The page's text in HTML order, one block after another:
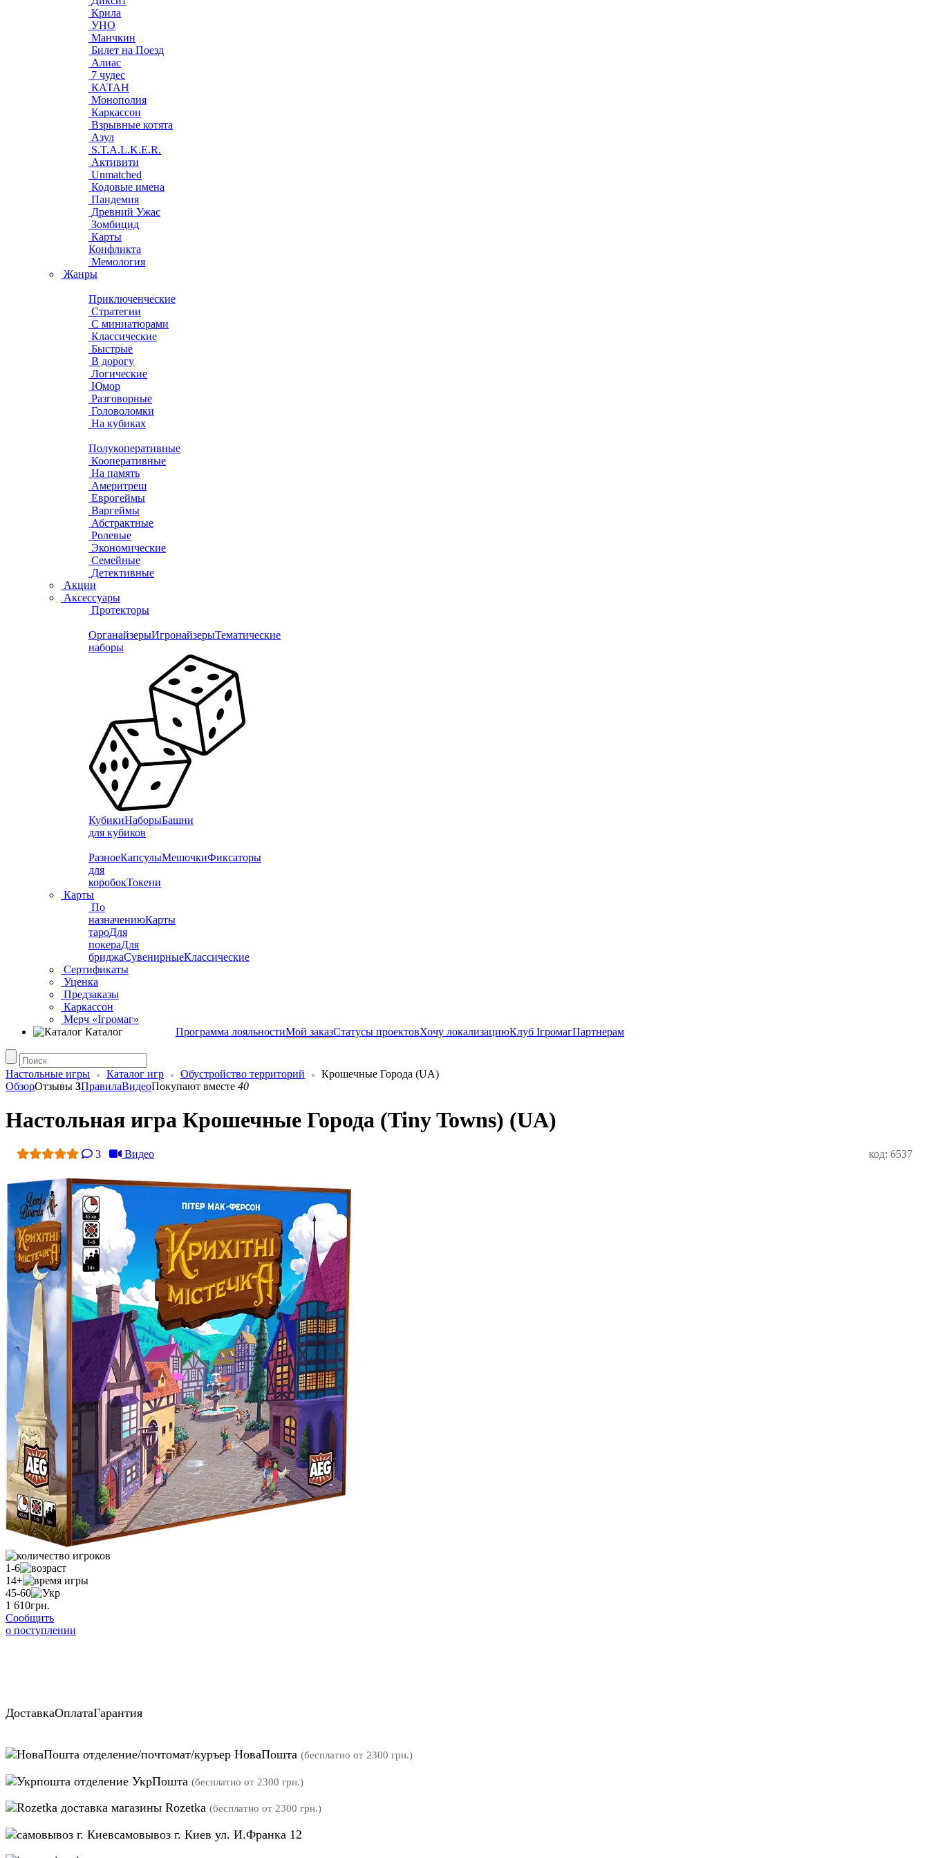
Крила
УНО
Манчкин
Билет на Поезд
Алиас
7 чудес
КАТАН
Монополия
Каркассон
Взрывные котята
Азул
S.T.A.L.K.E.R.
Активити
Unmatched
Кодовые имена
Пандемия
Древний Ужас
Зомбицид
Карты
Конфликта
Мемология
Жанры
Приключенческие
Стратегии
С миниатюрами
Классические
Быстрые
В дорогу
Логические
Юмор
Разговорные
Головоломки
На кубиках
Полукоперативные
Кооперативные
На память
Америтреш
Еврогеймы
Варгеймы
Абстрактные
Ролевые
Экономические
Семейные
Детективные
Акции
Аксессуары
Протекторы
ОрганайзерыИгронайзерыТематические
наборы
КубикиНаборыБашни
для кубиков
РазноеКапсулыМешочкиФиксаторы
для
коробокТокени
Карты
По
назначениюКарты
тароДля
покераДля
бриджаСувенирныеКлассические
Сертификаты
Уценка
Предзаказы
Каркассон
Мерч «Ігромаг»
Каталог
Программа лояльностиМой заказСтатусы проектовХочу локализациюКлуб ІгромагПартнерам
Настольные игры Каталог игр Обустройство территорий
Крошечные Города (UA)
ОбзорОтзывы 3ПравилаВидеоПокупают вместе 40
Настольная игра Крошечные Города (Tiny Towns) (UA)
3 Видео код: 6537
1-6
14+
45-60
1 610грн.
Сообщить
о поступлении
ДоставкаОплатаГарантия
отделение/почтомат/куръер НоваПошта (бесплатно от 2300 грн.)
отделение УкрПошта (бесплатно от 2300 грн.)
магазины Rozetka (бесплатно от 2300 грн.)
самовывоз г. Киев ул. И.Франка 12